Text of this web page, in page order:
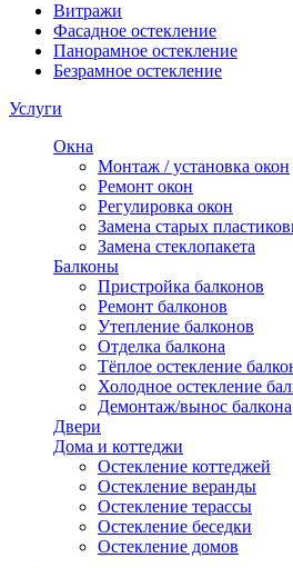
Витражи
Фасадное остекление
Панорамное остекление
Безрамное остекление
Услуги
Окна
Монтаж / установка окон
Ремонт окон
Регулировка окон
Замена старых
Замена стеклопакета
Балконы
Пристройка балконов
Ремонт балконов
Утепление балконов
Отделка балкона
Тёплое остекление
Холодное остекление
Демонтаж/вынос балкона
Двери
Дома и коттеджи
Остекление коттеджей
Остекление веранды
Остекление терассы
Остекление беседки
Остекление домов